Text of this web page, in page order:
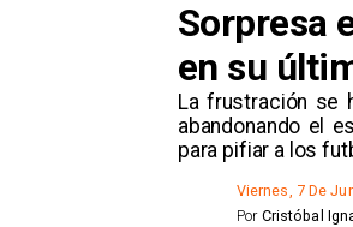
Sorpresa
en su
La frustración se
abandonando el
para pifiar a los
Viernes, 7 De
Cristóbal
Por